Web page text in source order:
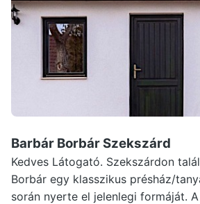
Barbár Borbár Szekszárd
Kedves Látogató. Szekszárdon
Borbár egy klasszikus présház/
során nyerte el jelenlegi formáját.